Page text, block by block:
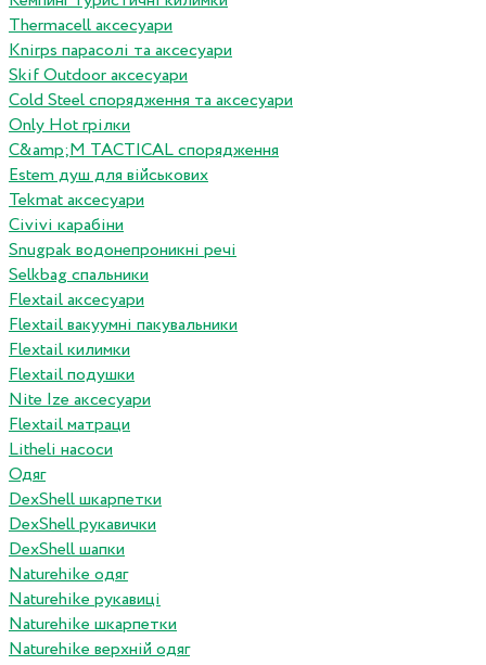
Thermacell аксесуари
Knirps парасолі та аксесуари
Skif Outdoor аксесуари
Cold Steel спорядження та аксесуари
Only Hot грілки
C&amp;M TACTICAL спорядження
Estem душ для військових
Tekmat аксесуари
Сivivi карабіни
Snugpak водонепроникні речі
Selkbag спальники
Flextail аксесуари
Flextail вакуумні пакувальники
Flextail килимки
Flextail подушки
Nite Ize аксесуари
Flextail матраци
Litheli насоси
Одяг
DexShell шкарпетки
DexShell рукавички
DexShell шапки
Naturehike одяг
Naturehike рукавиці
Naturehike шкарпетки
Naturehike верхній одяг